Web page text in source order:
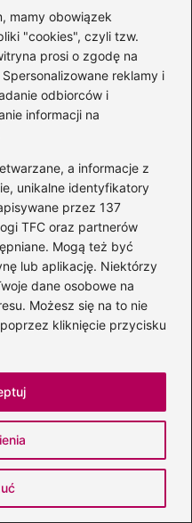
mamy obowiązek
"cookies", czyli tzw.
prosi o zgodę na
reklamy i
odbiorców i
informacji na
a informacje z
unikalne identyfikatory
przez 137
TFC oraz partnerów
Mogą też być
lub aplikację. Niektórzy
dane osobowe na
Możesz się na to nie
kliknięcie przycisku
Carolyn Davidson,
ma
bogini zwycięstwa,
greckiej?
często
z skrzydłami,
bitew i w
była za
jak i
przynosiła
Nike?
z gałązką
podkreślały jej